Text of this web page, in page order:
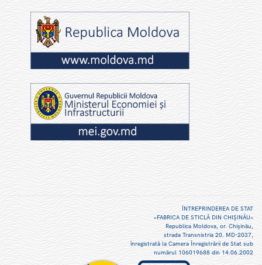
ÎNTREPRINDEREA DE STAT
«FABRICA DE STICLĂ DIN CHIŞINĂU»
Republica Moldova, or. Chişinău,
strada Transnistria 20. MD-2037,
înregistrată la Camera Înregistrării de Stat sub
numărul 106019688 din 14.06.2002